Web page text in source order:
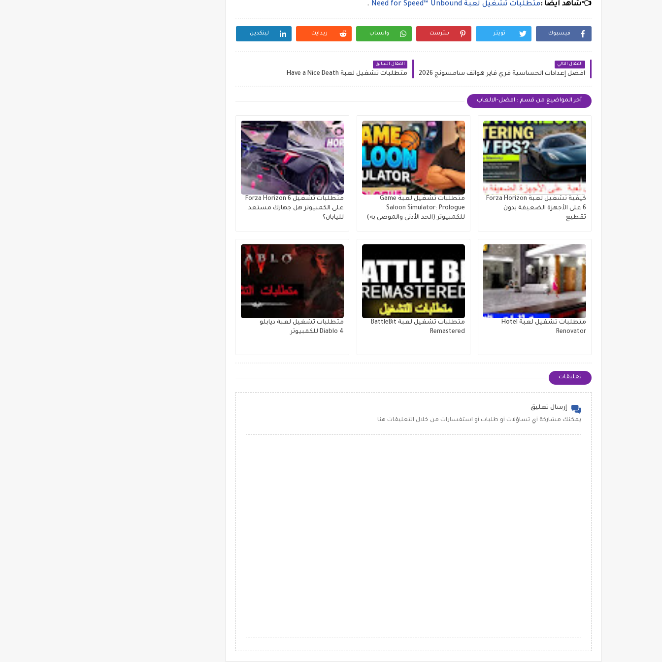
👈شاهد ايضا :متطلبات تشغيل لعبة Need for Speed™ Unbound .
فيسبوك تويتر بنترست واتساب ريدايت لينكدين
المقال التالي
أفضل إعدادات الحساسية فري فاير هواتف سامسونج 2026
المقال السابق
متطلبات تشغيل لعبة Have a Nice Death
أخر المواضيع من قسم : افضل-الالعاب
كيفية تشغيل لعبة Forza Horizon
6 على الأجهزة الضعيفة بدون
تقطيع
متطلبات تشغيل لعبة Game
Saloon Simulator: Prologue
للكمبيوتر (الحد الأدنى والموصى به)
متطلبات تشغيل Forza Horizon 6
على الكمبيوتر هل جهازك مستعد
لليابان؟
متطلبات تشغيل لعبة Hotel
Renovator
متطلبات تشغيل لعبة BattleBit
Remastered
متطلبات تشغيل لعبة ديابلو
Diablo 4 للكمبيوتر
تعليقات
إرسال تعليق
يمكنك مشاركة أي تساؤلات أو طلبات أو استفسارات من خلال التعليقات هنا